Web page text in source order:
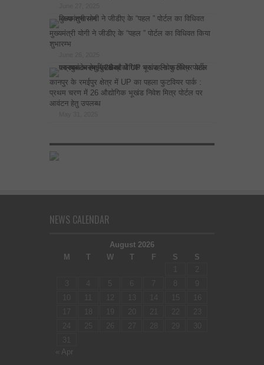
मुख्यमंत्री योगी ने जीडीए के “पहल ” पोर्टल का विधिवत किया
शुभारम्भ
कानपुर के रमईपुर क्षेत्र में UP का पहला फुटवियर पार्क :
प्रथम चरण में 26 औद्योगिक भूखंड निवेश मित्र पोर्टल पर
आवंटन हेतु उपलब्ध
NEWS CALENDAR
August 2026
M
T W T F S
S
1
2
3
5 7 8
10
11 12 13 14 15
16
17
18 19 20 21 22
23
24
25 26 27 28 29
30
31
« Apr